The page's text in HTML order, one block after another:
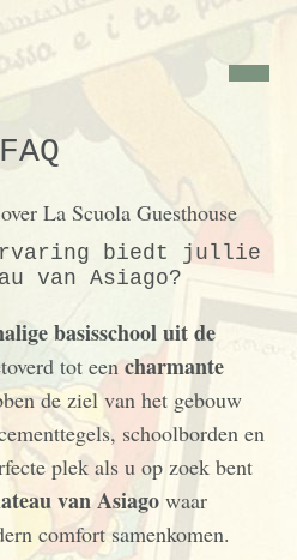
FAQ
La Scuola Guesthouse
biedt jullie
van Asiago?
basisschool uit de
tot eencharmante
de ziel van het gebouw
schoolborden en
plek als u op zoek bent
van Asiago waar
comfort samenkomen.